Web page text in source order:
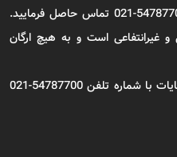
استفاده نموده و یا با شماره تلفن 54787700-021 تماس حاصل فرمایید.
غیرانتفاعی است و به هیچ ارگان
جهت ارائه انتقادات، پیشنهادات و شکایات با شماره تلفن 54787700-021